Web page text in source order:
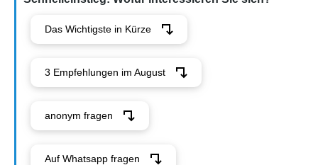
Das Wichtigste in Kürze
3 Empfehlungen im August
anonym fragen
Auf Whatsapp fragen